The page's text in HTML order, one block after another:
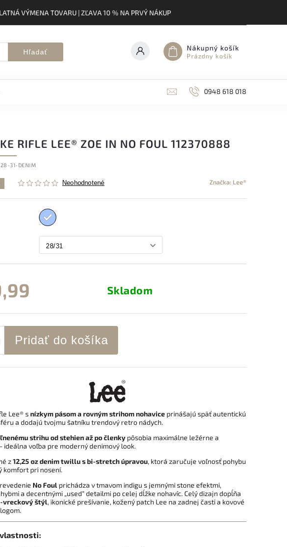
VÝMENA TOVARU | ZĽAVA 10 % NA PRVÝ NÁKUP
Hľadať Nákupný košík
Prázdny košík
0948 618 018
RIFLE LEE® ZOE IN NO FOUL 112370888
31-DENIM
Neohodnotené Značka: Lee®
Skladom
Pridať do košíka
Lee® snízkym pásom a rovným strihom nohavice prinášajú späť autentickú
a dodajú tvojmu šatníku trendový retro nádych.
strihu od stehien až po členky pôsobia maximálne ležérne a
ideálna voľba pre moderný denimový look.
z12,25 oz denim twillu s bi-stretch úpravou, ktorá zaručuje voľnosť pohybu
komfort pri nosení.
No Foul prichádza v tmavom indigu s jemnými stone efektmi,
a decentnými „used“ detailmi po celej dĺžke nohavíc. Celý dizajn dopĺňa
vreckový štýl, ikonické prešívanie, kožený patch Lee na zadnej časti a kovové